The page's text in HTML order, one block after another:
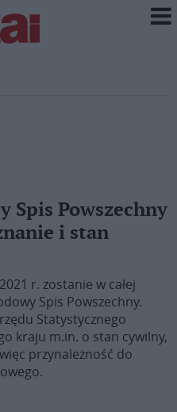
Spis Powszechny
i stan
r. zostanie w całej
Spis Powszechny.
Statystycznego
kraju m.in. o stan cywilny,
przynależność do